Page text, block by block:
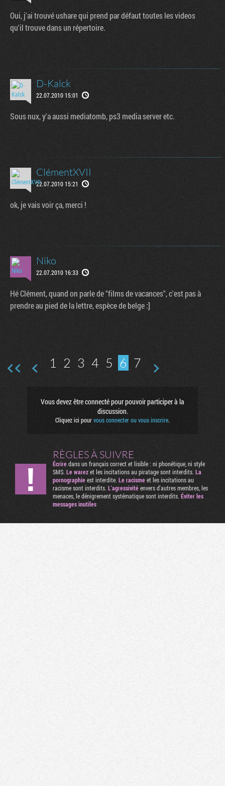
Oui, j'ai trouvé ushare qui prend par défaut toutes les videos
qu'il trouve dans un répertoire.
D-Kalck
22.07.2010 15:01
Sous nux, y'a aussi mediatomb, ps3 media server etc.
ClémentXVII
22.07.2010 15:21
ok, je vais voir ça, merci !
Niko
22.07.2010 16:33
Hé Clément, quand on parle de "films de vacances", c'est pas à
prendre au pied de la lettre, espèce de belge :]
1 2 3 4 5 6 7
Vous devez être connecté pour pouvoir participer à la
discussion.
Cliquez ici pourvous connecter ou vous inscrire.
RÈGLES À SUIVRE
Écriredans un français correct et lisible : ni phonétique, ni style
SMS. Le warezet les incitations au piratage sont interdits. La
pornographieest interdite. Le racismeet les incitations au
racisme sont interdits. L'agressivitéenvers d'autres membres, les
menaces, le dénigrement systématique sont interdits. Éviter les
messages inutiles